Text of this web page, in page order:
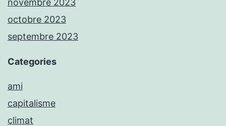
octobre 2023
septembre 2023
Categories
ami
capitalisme
climat